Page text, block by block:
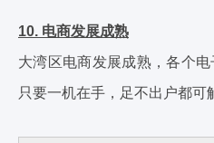
10. 电商发展成熟
大湾区电商发展成熟，各个电
只要一机在手，足不出户都可